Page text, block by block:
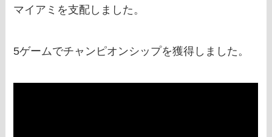
マイアミを支配しました。
5ゲームでチャンピオンシップを獲得しました。